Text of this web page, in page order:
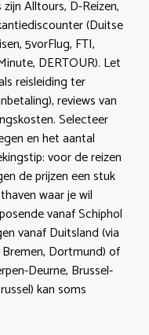
Alltours, D-Reizen,
(Duitse
5vorFlug, FTI,
DERTOUR). Let
reisleiding ter
reviews van
Selecteer
en het aantal
voor de reizen
de prijzen een stuk
waar je wil
vanaf Schiphol
vanaf Duitsland (via
Dortmund) of
Deurne, Brussel-
kan soms